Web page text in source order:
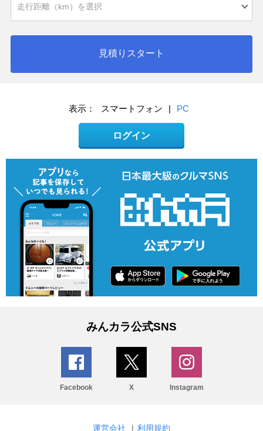
見積りスタート
表示： スマートフォン | PC
ログイン
みんカラ公式SNS
Facebook X Instagram
運営会社 | 利用規約